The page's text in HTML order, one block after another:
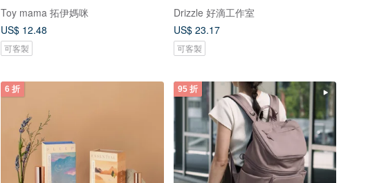
Toy mama 拓伊媽咪
US$ 12.48
可客製
Drizzle 好滴工作室
US$ 23.17
可客製
6 折 95 折